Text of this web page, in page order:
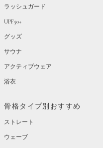
ラッシュガード
UPF50+
グッズ
サウナ
アクティブウェア
浴衣
骨格タイプ別おすすめ
ストレート
ウェーブ